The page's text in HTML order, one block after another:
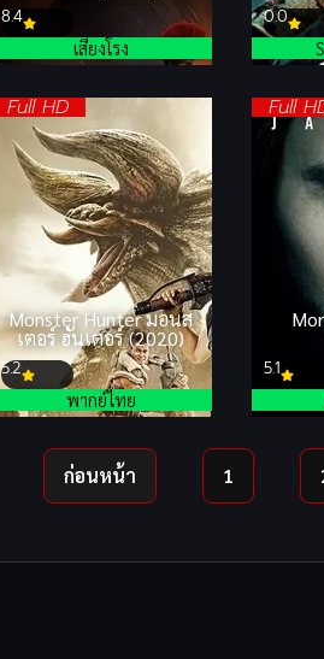
8.4
เสียงโรง
0.0
Full HD
Monster Hunter มอนส
เตอร์ ฮันเตอร์ (2020)
5.2
พากย์ไทย
Full
5.1
ก่อนหน้า 1